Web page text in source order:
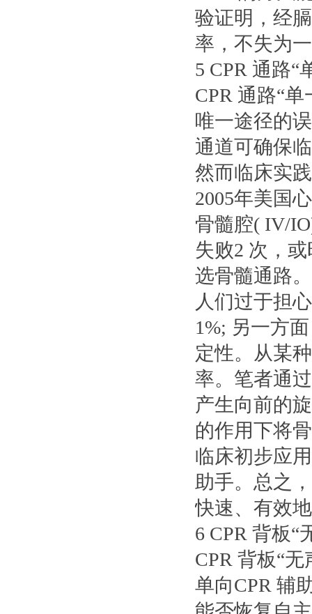
验证明，经
率，不失为
5 CPR 通路“
CPR 通路“
唯一途径的
通道可确保
然而临床实
2005年美国
骨髓腔( IV/
失败2 次，
选骨髓通路
人们过于担
1%; 另一方
定性。从某
率。笔者通
产生向前的
的作用下将
临床初步应
助手。总之
快速、有效
6 CPR 背板“
CPR 背板“
单向CPR 辅